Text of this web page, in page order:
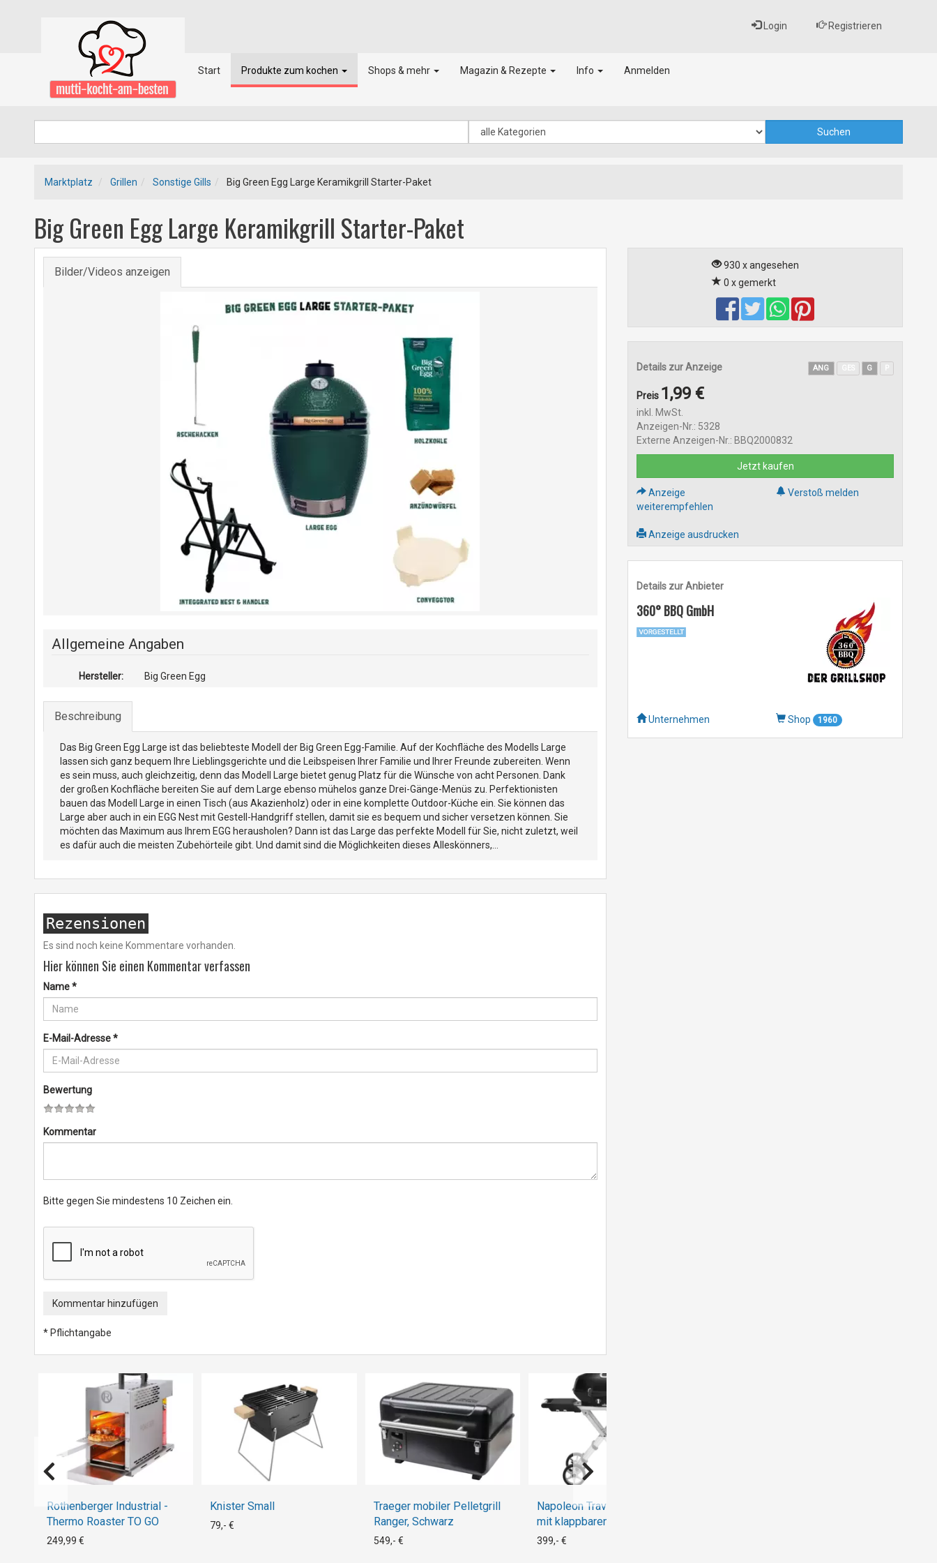
Login Registrieren
Start Produkte zum kochen Shops & mehr Magazin & Rezepte Info Anmelden
Marktplatz Grillen Sonstige Gills Big Green Egg Large Keramikgrill Starter-Paket
Big Green Egg Large Keramikgrill Starter-Paket
Bilder/Videos anzeigen
Allgemeine Angaben
Hersteller: Big Green Egg
Beschreibung
Das Big Green Egg Large ist das beliebteste Modell der Big Green Egg-Familie. Auf der Kochfläche des Modells Large
lassen sich ganz bequem Ihre Lieblingsgerichte und die Leibspeisen Ihrer Familie und Ihrer Freunde zubereiten. Wenn
es sein muss, auch gleichzeitig, denn das Modell Large bietet genug Platz für die Wünsche von acht Personen. Dank
der großen Kochfläche bereiten Sie auf dem Large ebenso mühelos ganze Drei-Gänge-Menüs zu. Perfektionisten
bauen das Modell Large in einen Tisch (aus Akazienholz) oder in eine komplette Outdoor-Küche ein. Sie können das
Large aber auch in ein EGG Nest mit Gestell-Handgriff stellen, damit sie es bequem und sicher versetzen können. Sie
möchten das Maximum aus Ihrem EGG herausholen? Dann ist das Large das perfekte Modell für Sie, nicht zuletzt, weil
es dafür auch die meisten Zubehörteile gibt. Und damit sind die Möglichkeiten dieses Alleskönners,...
Rezensionen
Es sind noch keine Kommentare vorhanden.
Hier können Sie einen Kommentar verfassen
Name*
E-Mail-Adresse*
Bewertung
Kommentar
Bitte gegen Sie mindestens 10 Zeichen ein.
Kommentar hinzufügen
* Pflichtangabe
Rothenberger Industrial -
Thermo Roaster TO GO
249,99 €
Knister Small
79,- €
Traeger mobiler Pelletgrill
Ranger, Schwarz
549,- €
Napoleon TravelQ PRO285X
mit klappbaren Wagen,
Gasgrill
399,- €
930 x angesehen
0 x gemerkt
Details zur Anzeige ANG G
Preis 1,99 €
inkl. MwSt.
Anzeigen-Nr.: 5328
Externe Anzeigen-Nr.: BBQ2000832
Jetzt kaufen
Anzeige
weiterempfehlen
Verstoß melden
Anzeige ausdrucken
Details zur Anbieter
360° BBQ GmbH
Unternehmen Shop 1960